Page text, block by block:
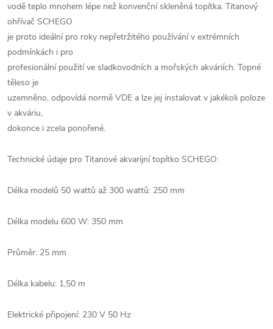
vodě teplo mnohem lépe než konvenční skleněná topítka. Titanový
ohřívač SCHEGO
je proto ideální pro roky nepřetržitého používání v extrémních
podmínkách i pro
profesionální použití ve sladkovodních a mořských akváriích. Topné
těleso je
uzemněno, odpovídá normě VDE a lze jej instalovat v jakékoli poloze
v akváriu,
dokonce i zcela ponořené.
Technické údaje pro Titanové akvarijní topítko SCHEGO:
Délka modelů 50 wattů až 300 wattů: 250 mm
Délka modelu 600 W: 350 mm
Průměr: 25 mm
Délka kabelu: 1,50 m
Elektrické připojení: 230 V 50 Hz